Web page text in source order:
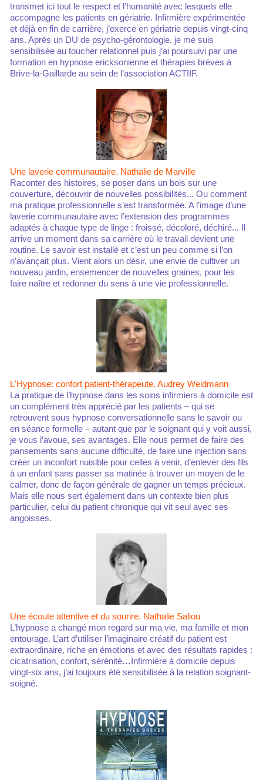
transmet ici tout le respect et l’humanité avec lesquels elle
accompagne les patients en gériatrie. Infirmière expérimentée
et déjà en fin de carrière, j’exerce en gériatrie depuis vingt-cinq
ans. Après un DU de psycho-gérontologie, je me suis
sensibilisée au toucher relationnel puis j’ai poursuivi par une
formation en hypnose ericksonienne et thérapies brèves à
Brive-la-Gaillarde au sein de l’association ACTIIF.
Une laverie communautaire. Nathalie de Marville
Raconter des histoires, se poser dans un bois sur une
couverture, découvrir de nouvelles possibilités... Ou comment
ma pratique professionnelle s’est transformée. A l’image d’une
laverie communautaire avec l’extension des programmes
adaptés à chaque type de linge : froissé, décoloré, déchiré... Il
arrive un moment dans sa carrière où le travail devient une
routine. Le savoir est installé et c’est un peu comme si l’on
n’avançait plus. Vient alors un désir, une envie de cultiver un
nouveau jardin, ensemencer de nouvelles graines, pour les
faire naître et redonner du sens à une vie professionnelle.
L'Hypnose: confort patient-thérapeute. Audrey Weidmann
La pratique de l’hypnose dans les soins infirmiers à domicile est
un complément très apprécié par les patients – qui se
retrouvent sous hypnose conversationnelle sans le savoir ou
en séance formelle – autant que par le soignant qui y voit aussi,
je vous l’avoue, ses avantages. Elle nous permet de faire des
pansements sans aucune difficulté, de faire une injection sans
créer un inconfort nuisible pour celles à venir, d’enlever des fils
à un enfant sans passer sa matinée à trouver un moyen de le
calmer, donc de façon générale de gagner un temps précieux.
Mais elle nous sert également dans un contexte bien plus
particulier, celui du patient chronique qui vit seul avec ses
angoisses.
Une écoute attentive et du sourire. Nathalie Saliou
L’hypnose a changé mon regard sur ma vie, ma famille et mon
entourage. L’art d’utiliser l’imaginaire créatif du patient est
extraordinaire, riche en émotions et avec des résultats rapides :
cicatrisation, confort, sérénité…Infirmière à domicile depuis
vingt-six ans, j’ai toujours été sensibilisée à la relation soignant-
soigné.